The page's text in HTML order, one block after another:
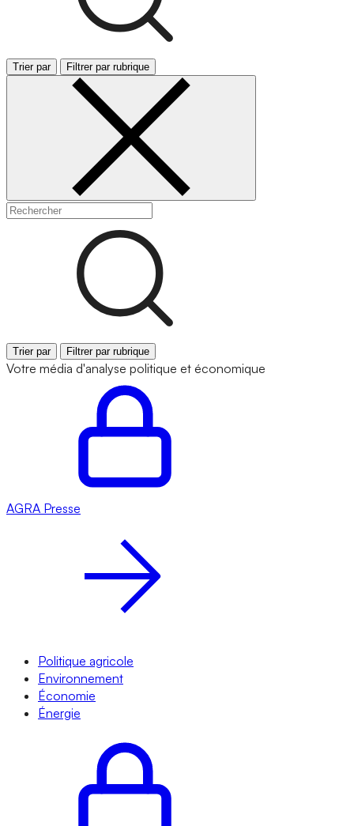
Trier par Filtrer par rubrique
Trier par Filtrer par rubrique
Votre média d'analyse politique et économique
AGRA Presse
Politique agricole
Environnement
Économie
Énergie